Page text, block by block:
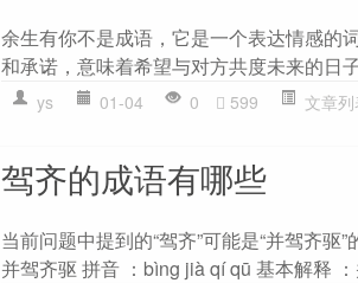
余生有你不是成语，它是一个表达情感的
和承诺，意味着希望与对方共度未来的日
ys 01-04 0 599 文章列
驾齐的成语有哪些
当前问题中提到的“驾齐”可能是“并驾齐驱
并驾齐驱 拼音 ：bìng jià qí qū 基本解释